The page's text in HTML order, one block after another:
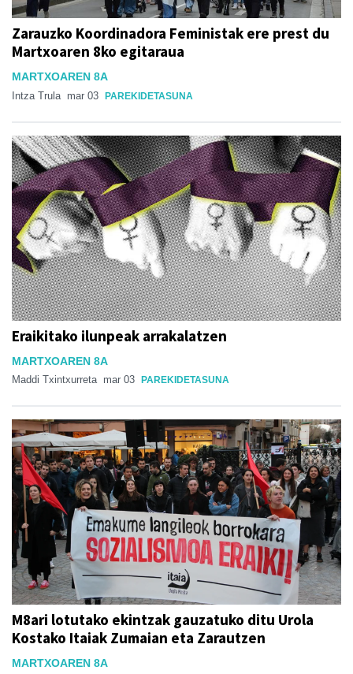
Zarauzko Koordinadora Feministak ere prest du
Martxoaren 8ko egitaraua
MARTXOAREN 8A
Intza Trula mar 03 PAREKIDETASUNA
Eraikitako ilunpeak arrakalatzen
MARTXOAREN 8A
Maddi Txintxurreta mar 03 PAREKIDETASUNA
M8ari lotutako ekintzak gauzatuko ditu Urola
Kostako Itaiak Zumaian eta Zarautzen
MARTXOAREN 8A